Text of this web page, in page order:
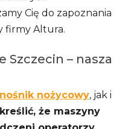
Cię do zapoznania
firmy Altura.
Szczecin – nasza
nożycowy, jak i
że maszyny